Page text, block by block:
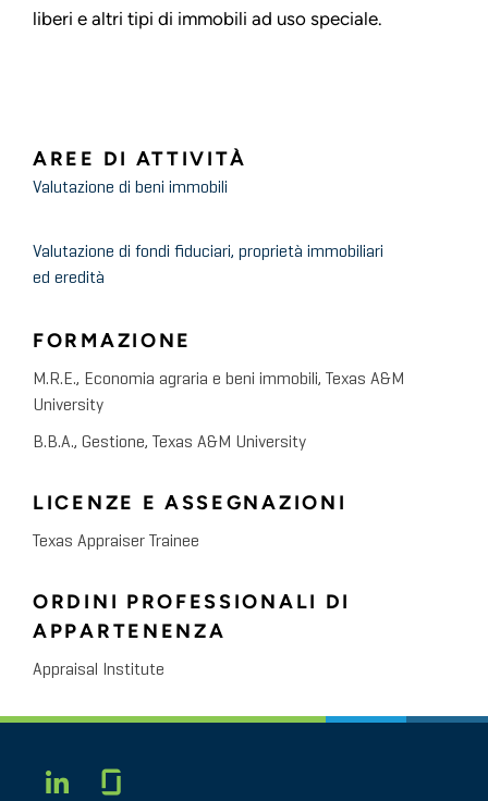
liberi e altri tipi di immobili ad uso speciale.
AREE DI ATTIVITÀ
Valutazione di beni immobili
Valutazione di fondi fiduciari, proprietà immobiliari
ed eredità
FORMAZIONE
M.R.E., Economia agraria e beni immobili, Texas A&M
University
B.B.A., Gestione, Texas A&M University
LICENZE E ASSEGNAZIONI
Texas Appraiser Trainee
ORDINI PROFESSIONALI DI
APPARTENENZA
Appraisal Institute
LINKEDIN